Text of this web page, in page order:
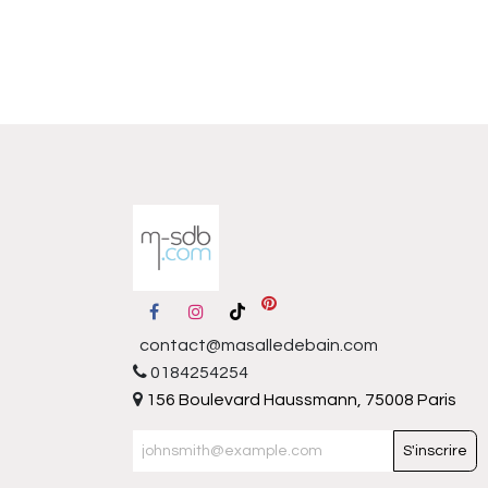
contact@masalledebain.com
0184254254
156 Boulevard Haussmann, 75008 Paris
S'inscrire